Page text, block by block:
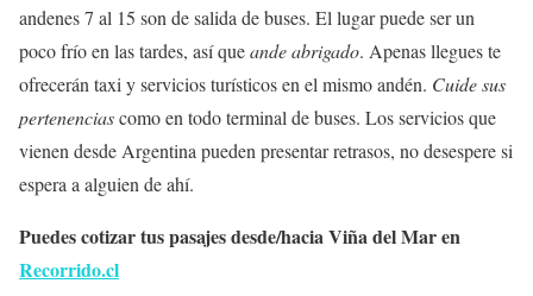
andenes 7 al 15 son de salida de buses. El lugar puede ser un
poco frío en las tardes, así queande abrigado. Apenas llegues te
ofrecerán taxi y servicios turísticos en el mismo andén. Cuide sus
pertenenciascomo en todo terminal de buses. Los servicios que
vienen desde Argentina pueden presentar retrasos, no desespere si
espera a alguien de ahí.
Puedes cotizar tus pasajes desde/hacia Viña del Mar en
Recorrido.cl